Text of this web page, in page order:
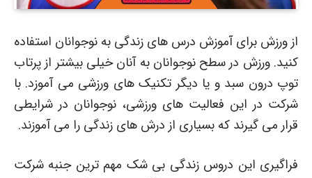
از ورزش برای آموزش درس های زندگی به نوجوانان استفاده
کنید. ورزش در سطح نوجوانان به آنان خیلی بیشتر از پرتاب
توپ درون سبد و یا دیگر تکنیک های ورزشی می آموزد. با
شرکت در این فعالیت های ورزشی، نوجوانان در شرایطی
قرار می گیرند که بسیاری از درش های زندگی را می آموزند.
فراگیری این دروس زندگی بی شک مهم ترین جنبه شرکت